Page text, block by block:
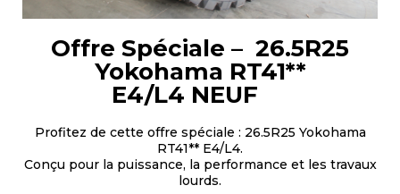
Offre Spéciale – 26.5R25
Yokohama RT41**
E4/L4 NEUF
Profitez de cette offre spéciale : 26.5R25 Yokohama
RT41** E4/L4.
Conçu pour la puissance, la performance et les travaux
lourds.